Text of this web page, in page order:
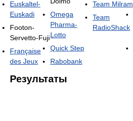
Euskaltel-
Euskadi
Footon-
Servetto-Fuji
Française
des Jeux
Omega
Pharma-
Lotto
Quick Step
Rabobank
Team Milram
Team
RadioShack
Результаты